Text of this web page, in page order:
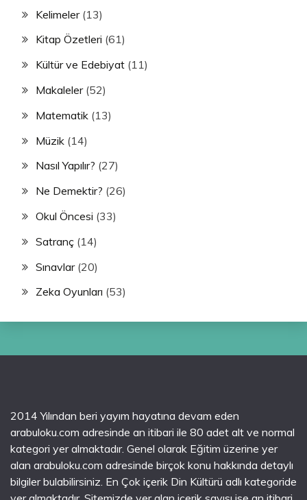
Kelimeler(13)
Kitap Özetleri (61)
Kültür ve Edebiyat (11)
Makaleler(52)
Matematik (13)
Müzik (14)
Nasıl Yapılır? (27)
Ne Demektir? (26)
Okul Öncesi (33)
Satranç (14)
Sınavlar(20)
Zeka Oyunları (53)
2014 Yılından beri yayım hayatına devam eden
arabuloku.com adresinde an itibari ile 80 adet alt ve normal
kategori yer almaktadır. Genel olarak Eğitim üzerine yer
alan arabuloku.com adresinde birçok konu hakkında detaylı
bilgiler bulabilirsiniz. En Çok içerik Din Kültürü adlı kategoride